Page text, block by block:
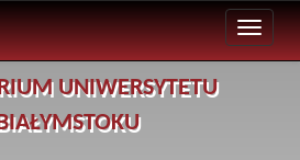
UNIWERSYTETU